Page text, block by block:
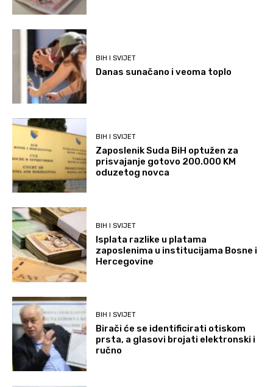
BIH I SVIJET
Danas sunačano i veoma toplo
BIH I SVIJET
Zaposlenik Suda BiH optužen za
prisvajanje gotovo 200.000 KM
oduzetog novca
BIH I SVIJET
Isplata razlike u platama
zaposlenima u institucijama Bosne i
Hercegovine
BIH I SVIJET
Birači će se identificirati otiskom
prsta, a glasovi brojati elektronski i
ručno